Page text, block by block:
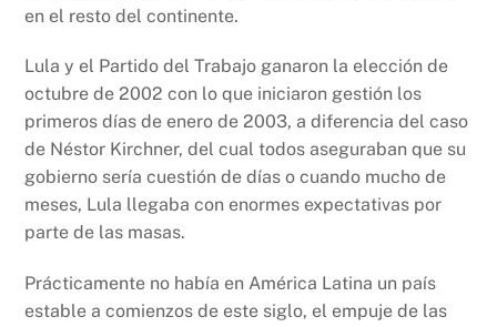
en el resto del continente.
Lula y el Partido del Trabajo ganaron la elección de
octubre de 2002 con lo que iniciaron gestión los
primeros días de enero de 2003, a diferencia del caso
de Néstor Kirchner, del cual todos aseguraban que su
gobierno sería cuestión de días o cuando mucho de
meses, Lula llegaba con enormes expectativas por
parte de las masas.
Prácticamente no había en América Latina un país
estable a comienzos de este siglo, el empuje de las